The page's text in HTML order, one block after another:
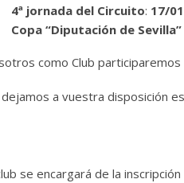
4ª jornada del Circuito: 17/
Copa “Diputación de
como Club
a vuestra disposición
se encargará de la